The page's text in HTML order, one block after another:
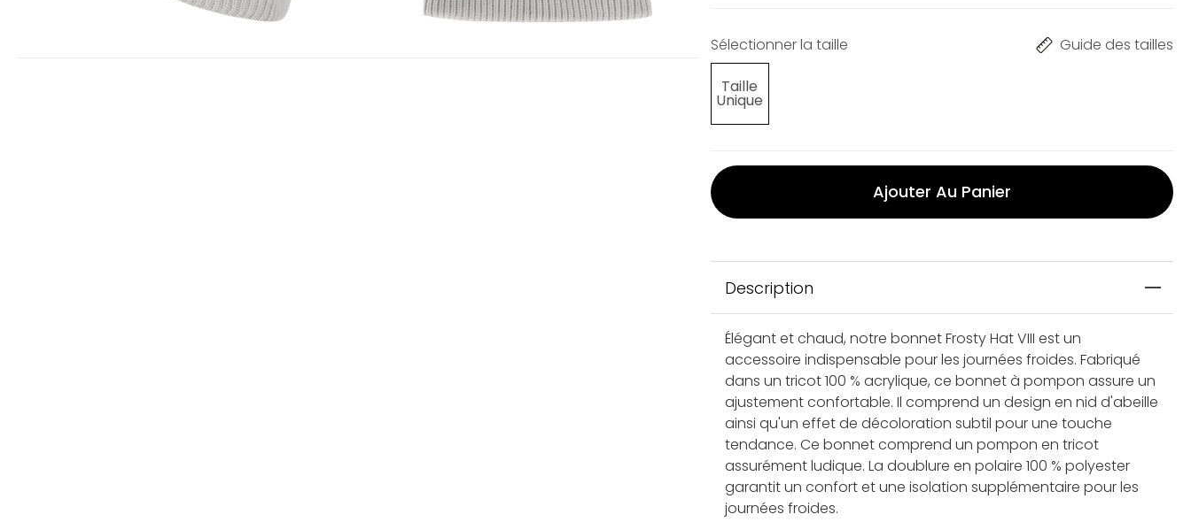
Sélectionner la taille Guide des tailles
Taille
Unique
Ajouter Au Panier
Description
Élégant et chaud, notre bonnet Frosty Hat VIII est un
accessoire indispensable pour les journées froides. Fabriqué
dans un tricot 100 % acrylique, ce bonnet à pompon assure un
ajustement confortable. Il comprend un design en nid d'abeille
ainsi qu'un effet de décoloration subtil pour une touche
tendance. Ce bonnet comprend un pompon en tricot
assurément ludique. La doublure en polaire 100 % polyester
garantit un confort et une isolation supplémentaire pour les
journées froides.